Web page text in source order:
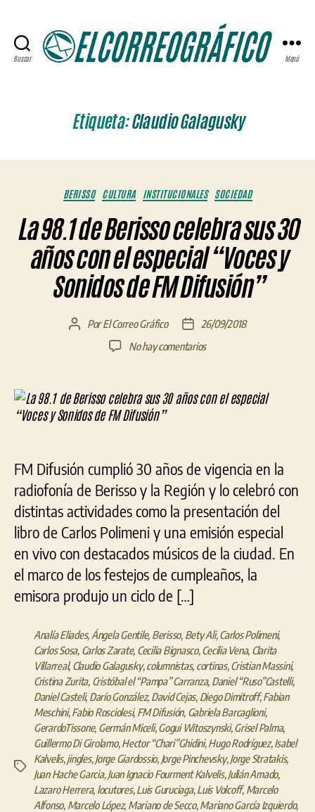
Buscar Menú
Etiqueta:Claudio Galagusky
Categorías
BERISSO CULTURA INSTITUCIONALES SOCIEDAD
La 98.1 de Berisso celebra sus 30
años con el especial “Voces y
Sonidos de FM Difusión”
AutorPorEl Correo Gráfico
Fecha26/09/2018
No hay comentariosen
de
Berisso
años
el
especial
“Voces
y
Sonidos
de
FM Difusión cumplió 30 años de vigencia en la
radiofonía de Berisso y la Región y lo celebró con
distintas actividades como la presentación del
libro de Carlos Polimeni y una emisión especial
en vivo con destacados músicos de la ciudad. En
el marco de los festejos de cumpleaños, la
emisora produjo un ciclo de […]
Etiquetas
Analía Eliades, Ángela Gentile, Berisso, Bety Ali, Carlos Polimeni,
Carlos Sosa, Carlos Zarate, Cecilia Bignasco, Cecilia Vena, Clarita
Villarreal,Claudio Galagusky, columnistas, cortinas, Cristian Massini,
Cristina Zurita, Cristóbal el “Pampa” Carranza, Daniel “Ruso”Castelli,
Daniel Casteli, Darío González, David Cejas, Diego Dimitroff,Fabian
Meschini, Fabio Rosciolesi, FM Difusión, Gabriela Barcaglioni,
GerardoTissone, Germán Miceli, Gogui Witoszynski, Grisel Palma,
Guillermo Di Girolamo, Hector “Chari”Ghidini, Hugo Rodríguez, Isabel
Kalvelis, jingles, Jorge Giardossio, Jorge Pinchevsky, Jorge Stratakis,
Juan Hache Garcia, Juan Ignacio Fourment Kalvelis, Julián Amado,
Lazaro Herrera, locutores, Luis Guruciaga, Luis Volcoff, Marcelo
Alfonso, Marcelo López, Mariano de Secco, Mariano García Izquierdo,